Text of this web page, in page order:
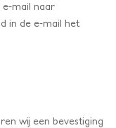
mail naar
in de e-mail het
wij een bevestiging